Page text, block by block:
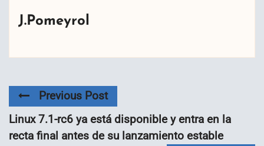
J.Pomeyrol
Previous Post
Linux 7.1-rc6 ya está disponible y entra en la
recta final antes de su lanzamiento estable